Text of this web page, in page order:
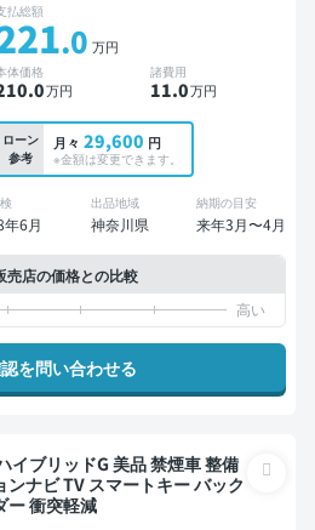
払総額
.0 万円
体価格
.0万円
諸費用
11.0万円
ローン
参考
月々 29,600 円
※金額は変更できます。
年6月
出品地域
神奈川県
納期の目安
来年3月〜4月
売店の価格との比較
を問い合わせる
G 美品 禁煙車 整備
ナビ TV スマートキー バック
ー 衝突軽減